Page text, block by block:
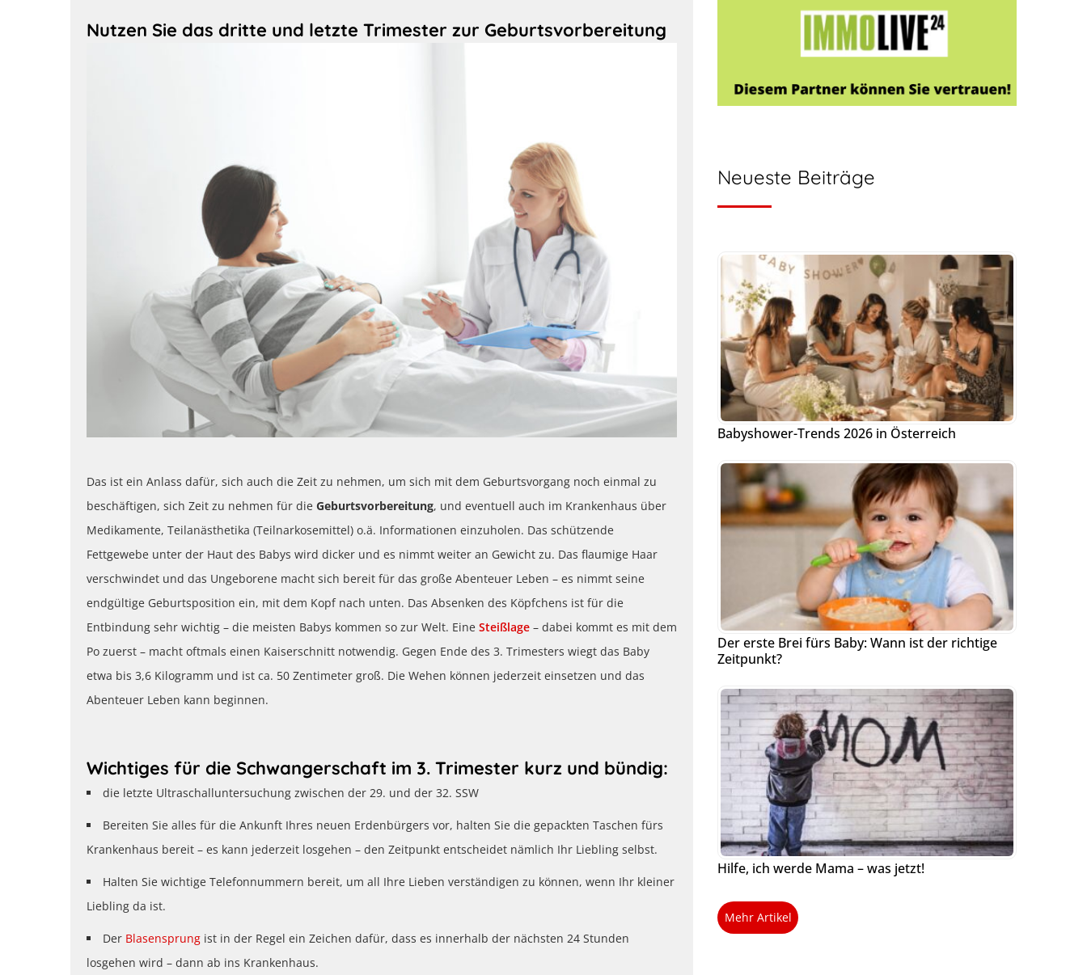
Nutzen Sie das dritte und letzte Trimester zur Geburtsvorbereitung
Das ist ein Anlass dafür, sich auch die Zeit zu nehmen, um sich mit dem Geburtsvorgang noch einmal zu
beschäftigen, sich Zeit zu nehmen für die Geburtsvorbereitung, und eventuell auch im Krankenhaus über
Medikamente, Teilanästhetika (Teilnarkosemittel) o.ä. Informationen einzuholen. Das schützende
Fettgewebe unter der Haut des Babys wird dicker und es nimmt weiter an Gewicht zu. Das flaumige Haar
verschwindet und das Ungeborene macht sich bereit für das große Abenteuer Leben – es nimmt seine
endgültige Geburtsposition ein, mit dem Kopf nach unten. Das Absenken des Köpfchens ist für die
Entbindung sehr wichtig – die meisten Babys kommen so zur Welt. Eine Steißlage – dabei kommt es mit dem
Po zuerst – macht oftmals einen Kaiserschnitt notwendig. Gegen Ende des 3. Trimesters wiegt das Baby
etwa bis 3,6 Kilogramm und ist ca. 50 Zentimeter groß. Die Wehen können jederzeit einsetzen und das
Abenteuer Leben kann beginnen.
Wichtiges für die Schwangerschaft im 3. Trimester kurz und bündig:
die letzte Ultraschalluntersuchung zwischen der 29. und der 32. SSW
Bereiten Sie alles für die Ankunft Ihres neuen Erdenbürgers vor, halten Sie die gepackten Taschen fürs
Krankenhaus bereit – es kann jederzeit losgehen – den Zeitpunkt entscheidet nämlich Ihr Liebling selbst.
Halten Sie wichtige Telefonnummern bereit, um all Ihre Lieben verständigen zu können, wenn Ihr kleiner
Liebling da ist.
Der Blasensprung ist in der Regel ein Zeichen dafür, dass es innerhalb der nächsten 24 Stunden
losgehen wird – dann ab ins Krankenhaus.
Neueste Beiträge
Babyshower-Trends 2026 in Österreich
Der erste Brei fürs Baby: Wann ist der richtige
Zeitpunkt?
Hilfe, ich werde Mama – was jetzt!
Mehr Artikel